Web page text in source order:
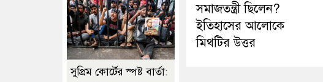
সমাজতন্ত্রী ছিলেন?
ইতিহাসের আলোকে
মিথটির উত্তর
সুপ্রিম কোর্টের স্পষ্ট বার্তা: